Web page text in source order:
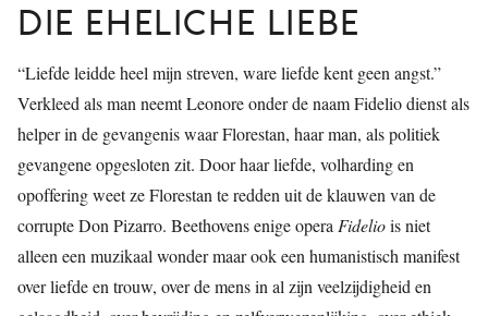
DIE EHELICHE LIEBE
“Liefde leidde heel mijn streven, ware liefde kent geen angst.”
Verkleed als man neemt Leonore onder de naam Fidelio dienst als
helper in de gevangenis waar Florestan, haar man, als politiek
gevangene opgesloten zit. Door haar liefde, volharding en
opoffering weet ze Florestan te redden uit de klauwen van de
corrupte Don Pizarro. Beethovens enige opera Fideliois niet
alleen een muzikaal wonder maar ook een humanistisch manifest
over liefde en trouw, over de mens in al zijn veelzijdigheid en